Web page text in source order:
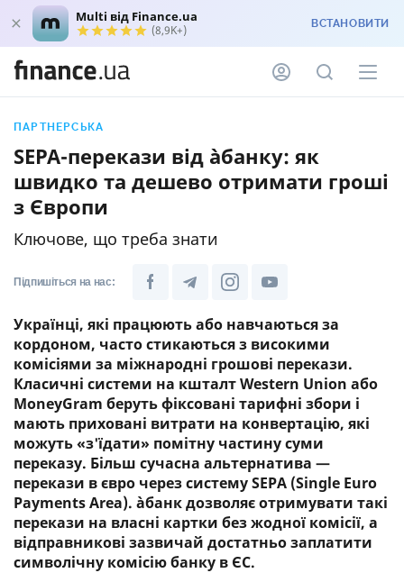
Multi від Finance.ua
(8,9K+) ВСТАНОВИТИ
ПАРТНЕРСЬКА
SEPA-перекази від àбанку: як
швидко та дешево отримати гроші
з Європи
Ключове, що треба знати
Підпишіться на нас:
Українці, які працюють або навчаються за
кордоном, часто стикаються з високими
комісіями за міжнародні грошові перекази.
Класичні системи на кшталт Western Union або
MoneyGram беруть фіксовані тарифні збори і
мають приховані витрати на конвертацію, які
можуть «з'їдати» помітну частину суми
переказу. Більш сучасна альтернатива —
перекази в євро через систему SEPA (Single Euro
Payments Area). àбанк дозволяє отримувати такі
перекази на власні картки без жодної комісії, а
відправникові зазвичай достатньо заплатити
символічну комісію банку в ЄС.